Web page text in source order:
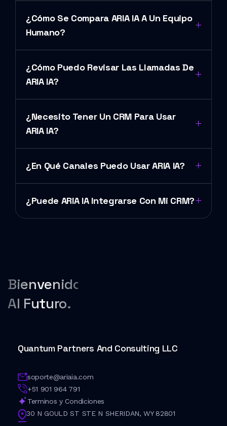
¿Cómo Se Compara ARIA IA A Un Equipo
Humano?
¿Cómo Puedo Revisar Las Llamadas De
ARIA IA?
¿Necesito Tener Un CRM Para Usar
ARIA IA?
¿En Qué Canales Puedo Usar ARIA IA?
¿Puede ARIA IA Integrarse Con Mi CRM?
Bienvenido
Al Futuro.
Quantum Partners And Consulting LLC
soporte@ariaia.com
+51 901 964 791
Terminos y Condiciones
30 N GOULD ST STE N SHERIDAN, WY 82801